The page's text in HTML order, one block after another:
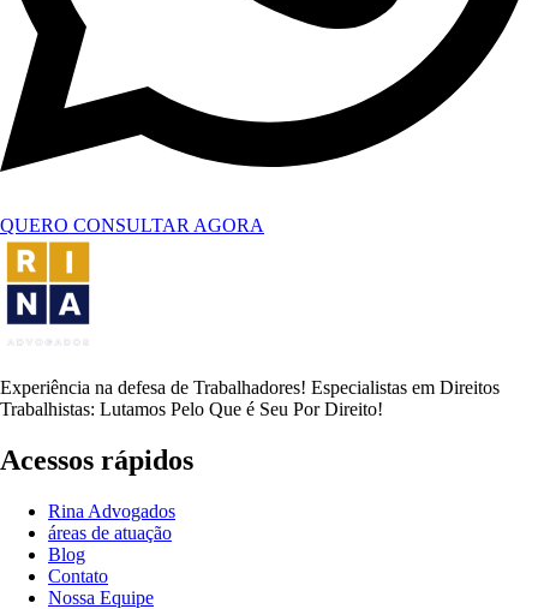
QUERO CONSULTAR AGORA
Experiência na defesa de Trabalhadores! Especialistas em Direitos
Trabalhistas: Lutamos Pelo Que é Seu Por Direito!
Acessos rápidos
Rina Advogados
áreas de atuação
Blog
Contato
Nossa Equipe